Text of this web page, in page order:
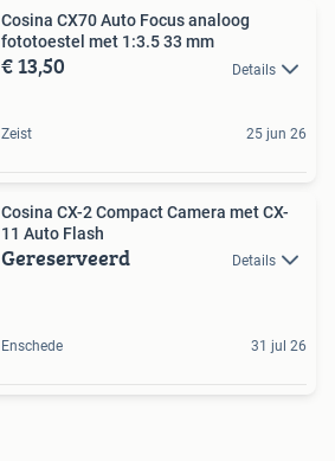
Cosina CX70 Auto Focus analoog
fototoestel met 1:3.5 33 mm
€ 13,50 Details
Zeist 25 jun 26
Cosina CX-2 Compact Camera met CX-
11 Auto Flash
Gereserveerd Details
Enschede 31 jul 26